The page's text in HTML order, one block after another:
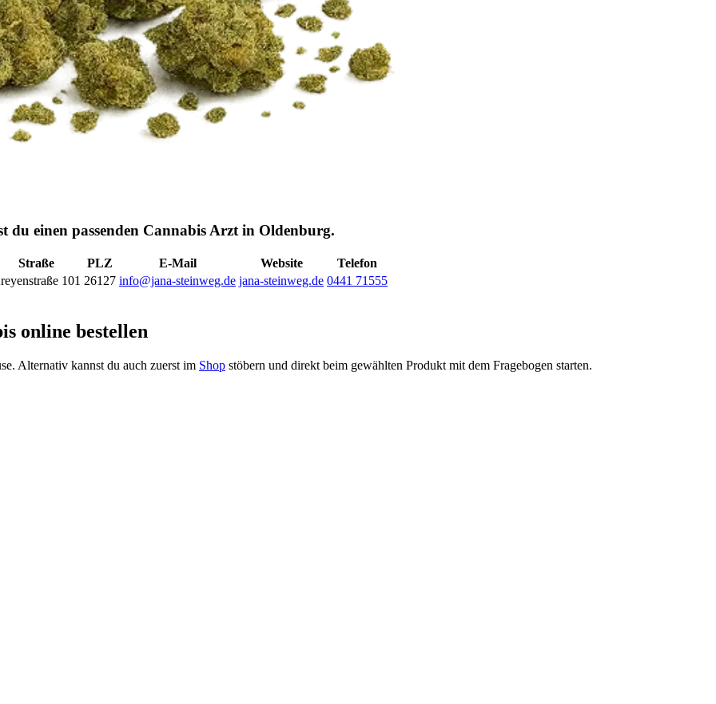
du einen passenden Cannabis Arzt in Oldenburg.
Straße PLZ E-Mail Website
Telefon
101 26127 info@jana-steinweg.de jana-steinweg.de 0441 71555
online bestellen
Alternativ kannst du auch zuerst im Shop stöbern und direkt beim gewählten Produkt mit dem Fragebogen starten.